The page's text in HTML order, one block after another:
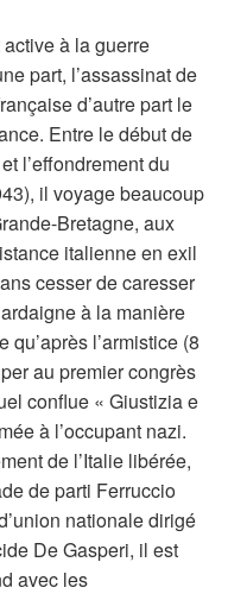
à la guerre
part, l’assassinat de
d’autre part le
Entre le début de
l’effondrement du
il voyage beaucoup
Bretagne, aux
italienne en exil
cesser de caresser
à la manière
qu’après l’armistice (8
au premier congrès
conflue « Giustizia e
à l’occupant nazi.
de l’Italie libérée,
de parti Ferruccio
nationale dirigé
De Gasperi, il est
avec les